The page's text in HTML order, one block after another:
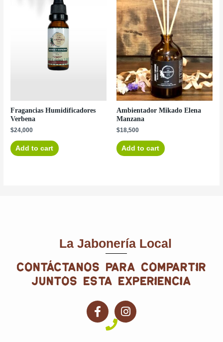
Fragancias Humidificadores
Verbena
$24,000
Add to cart
Ambientador Mikado Elena
Manzana
$18,500
Add to cart
La Jabonería Local
contáctanos para compartir
juntos esta experiencia
F
a
I
n